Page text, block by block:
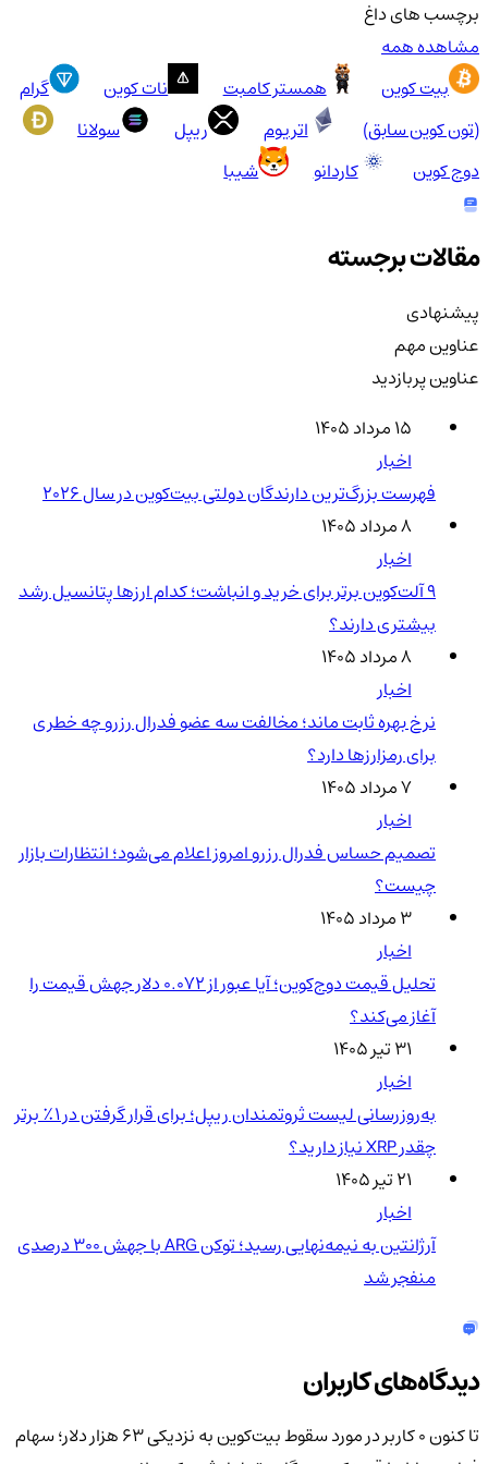
برچسب های داغ
مشاهده همه
بیت کوین
همستر کامبت نات کوین
گرام
(تون کوین سابق)
اتریوم ریپل
سولانا
دوج کوین
کاردانو شیبا
مقالات برجسته
پیشنهادی
عناوین مهم
عناوین پربازدید
۱۵ مرداد ۱۴۰۵
اخبار
فهرست بزرگ‌ترین دارندگان دولتی بیت‌کوین در سال 2026
۸ مرداد ۱۴۰۵
اخبار
۹ آلت‌کوین برتر برای خرید و انباشت؛ کدام ارزها پتانسیل رشد
بیشتری دارند؟
۸ مرداد ۱۴۰۵
اخبار
نرخ بهره ثابت ماند؛ مخالفت سه عضو فدرال رزرو چه خطری
برای رمزارزها دارد؟
۷ مرداد ۱۴۰۵
اخبار
تصمیم حساس فدرال رزرو امروز اعلام می‌شود؛ انتظارات بازار
چیست؟
۳ مرداد ۱۴۰۵
اخبار
تحلیل قیمت دوج‌کوین؛ آیا عبور از ۰.۰۷۲ دلار جهش قیمت را
آغاز می‌کند؟
۳۱ تیر ۱۴۰۵
اخبار
به‌روزرسانی لیست ثروتمندان ریپل؛ برای قرار گرفتن در ۱٪ برتر
چقدر XRP نیاز دارید؟
۲۱ تیر ۱۴۰۵
اخبار
آرژانتین به نیمه‌نهایی رسید؛ توکن ARG با جهش ۳۰۰ درصدی
منفجر شد
دیدگاه‌های کاربران
تا کنون 0 کاربر در مورد
سقوط بیت‌کوین به نزدیکی ۶۳ هزار دلار؛ سهام